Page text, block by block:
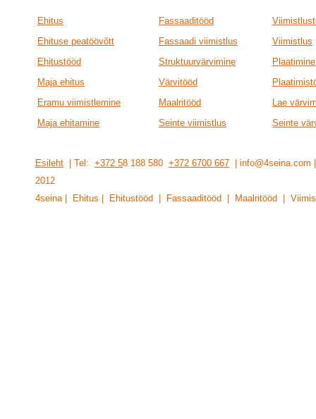
Ehitus Fassaaditööd
Ehituse peatöövõtt
Fassaadi viimistlus
Viimistlus
Ehitustööd
Struktuurvärvimine
Plaatimine
Maja ehitus
Värvitööd
Eramu viimistlemine
Maalritööd
Lae
Maja ehitamine
Seinte viimistlus Seinte
Esileht | Tel: +372 58 188 580 +372 6700 667 |
201 2
4seina | Ehitus | Ehitustööd | Fassaaditööd | Maalritööd |